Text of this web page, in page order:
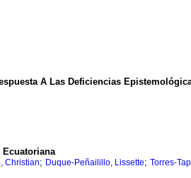
A Las Deficiencias
Ecuatoriana
Christian; Duque-Peñailillo, Lissette; Torres-